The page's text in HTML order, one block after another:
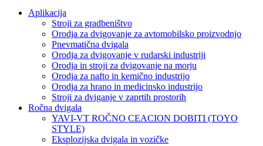
Aplikacija
Stroji za gradbeništvo
Orodja za dvigovanje za avtomobilsko proizvodnjo
Pnevmatična dvigala
Orodja za dvigovanje v rudarski industriji
Orodja in stroji za dvigovanje na morju
Orodja za nafto in kemično industrijo
Orodja za hrano in medicinsko industrijo
Stroji za dviganje v zaprtih prostorih
Ročna dvigala
YAVI-VT ROČNO CEACION DOBITI (TOYO
STYLE)
Eksplozijska dvigala in vozičke